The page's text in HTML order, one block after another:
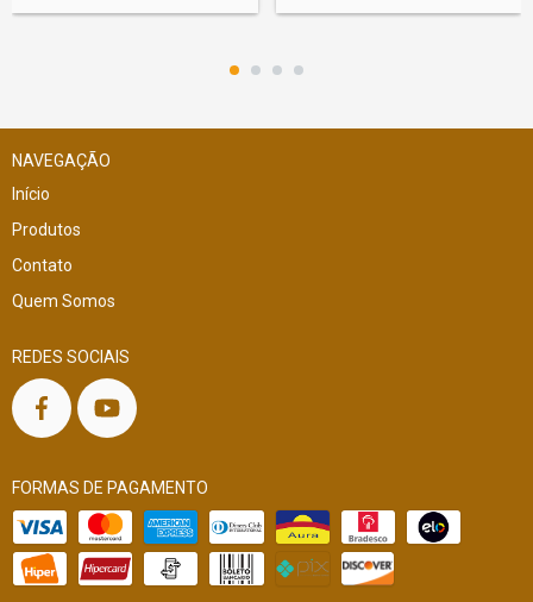
NAVEGAÇÃO
Início
Produtos
Contato
Quem Somos
REDES SOCIAIS
FORMAS DE PAGAMENTO